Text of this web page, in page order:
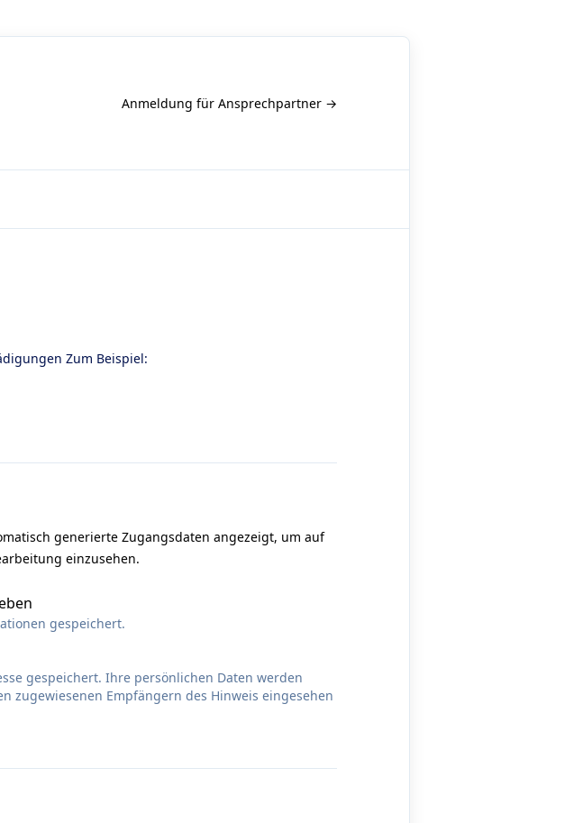
Anmeldung für Ansprechpartner →
Zum Beispiel:
generierte Zugangsdaten angezeigt, um auf
einzusehen.
gespeichert.
gespeichert. Ihre persönlichen Daten werden
zugewiesenen Empfängern des Hinweis eingesehen